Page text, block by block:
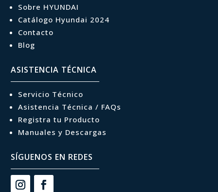
Sobre HYUNDAI
Catálogo Hyundai 2024
Contacto
Blog
ASISTENCIA TÉCNICA
Servicio Técnico
Asistencia Técnica / FAQs
Registra tu Producto
Manuales y Descargas
SÍGUENOS EN REDES